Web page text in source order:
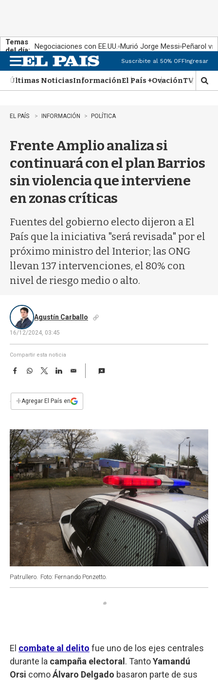
Temas
del día: Negociaciones con EE.UU. Murió Jorge Messi Peñarol
n
u
Suscribite al 50% OFFIngresar
Últimas NoticiasInformaciónEl País +OvaciónTV Show
M
o
�
EL PAÍS INFORMACIÓN POLÍTICA
Frente Amplio analiza si
continuará con el plan Barrios
sin violencia que interviene
en zonas críticas
Fuentes del gobierno electo dijeron a El
País que la iniciativa "será revisada" por el
próximo ministro del Interior; las ONG
llevan 137 intervenciones, el 80% con
nivel de riesgo medio o alto.
Agustín Carballo
16/12/2024, 03:45
Compartir esta noticia
F
e
b
k
W
s
p
T
w
t
L
n
E
i
l
+Agregar El País en
Patrullero. Foto: Fernando Ponzetto.
El combate al delito fue uno de los ejes centrales
durante la campaña electoral . TantoYamandú
Orsi comoÁlvaro Delgado basaron parte de sus